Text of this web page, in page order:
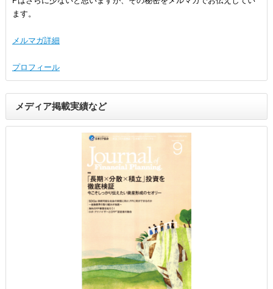
ます。
メルマガ詳細
プロフィール
メディア掲載実績など